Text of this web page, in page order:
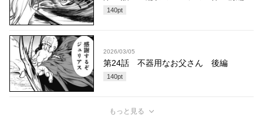
140pt
2026/03/05
第24話 不器用なお父さん 後編
140pt
もっと見る